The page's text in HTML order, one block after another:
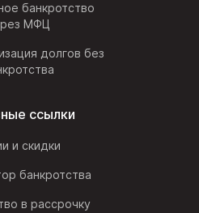
банкротство
МФЦ
долгов без
ссылки
и скидки
банкротства
в рассрочку